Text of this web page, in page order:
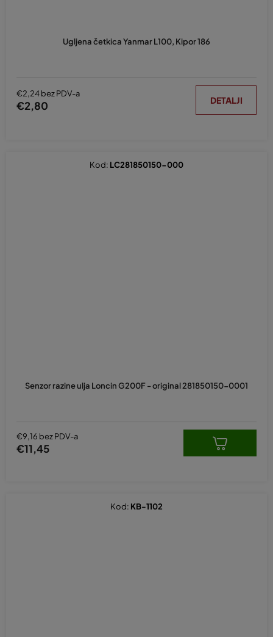
Ugljena četkica Yanmar L100, Kipor 186
€2,24 bez PDV-a
€2,80 DETALJI
Senzor razine ulja Loncin G200F - original 281850150-0001
€9,16 bez PDV-a
€11,45
Kod: LC281850150-000
Kod: KB-1102